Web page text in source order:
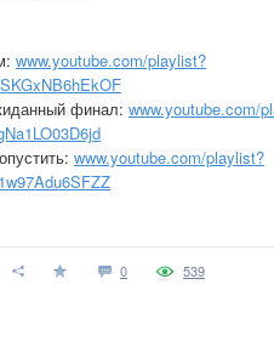
www.youtube.com/playlist?
финал: www.youtube.com/
www.youtube.com/playlist?
0 539